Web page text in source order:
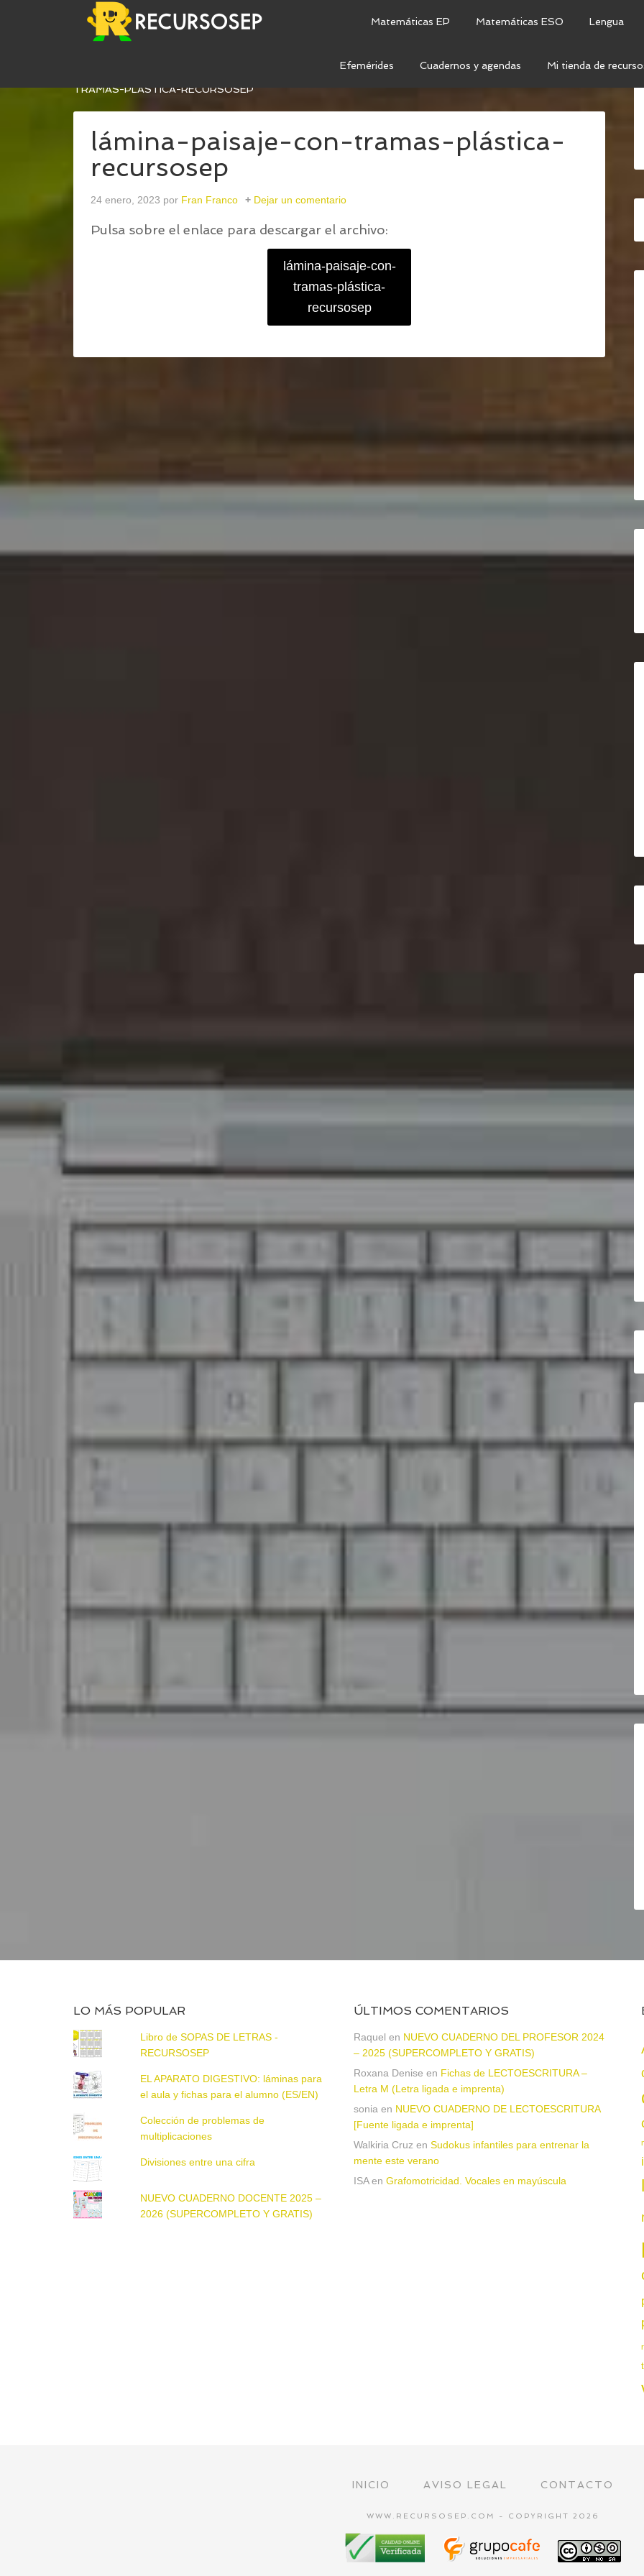
Matemáticas EP Matemáticas ESO Lengua
Efemérides Cuadernos y agendas Mi tienda de
LÁMINA-PAISAJE-CON-
TRAMAS-PLÁSTICA-RECURSOSEP
lámina-paisaje-con-tramas-plástica-
recursosep
24 enero, 2023 por Fran Franco Dejar un comentario
Pulsa sobre el enlace para descargar el archivo:
lámina-paisaje-con-
tramas-plástica-
recursosep
LO MÁS POPULAR
Libro de SOPAS DE LETRAS -
RECURSOSEP
EL APARATO DIGESTIVO: láminas para
el aula y fichas para el alumno (ES/EN)
Colección de problemas de
multiplicaciones
Divisiones entre una cifra
NUEVO CUADERNO DOCENTE 2025 –
2026 (SUPERCOMPLETO Y GRATIS)
ÚLTIMOS COMENTARIOS
Raquel en NUEVO CUADERNO DEL PROFESOR 2024
– 2025 (SUPERCOMPLETO Y GRATIS)
Roxana Denise en Fichas de LECTOESCRITURA –
Letra M (Letra ligada e imprenta)
sonia en NUEVO CUADERNO DE LECTOESCRITURA
[Fuente ligada e imprenta]
Walkiria Cruz en Sudokus infantiles para entrenar la
mente este verano
ISAen Grafomotricidad. Vocales en mayúscula
INICIO AVISO LEGAL CONTACTO
WWW.RECURSOSEP.COM - COPYRIGHT 2026